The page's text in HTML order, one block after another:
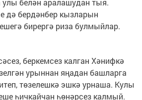
белән аралашудан тыя.
дә бердәнбер кызларын
бирергә риза булмыйлар.
беркемсез калган Хәнифкә
урыннан яңадан башларга
төзелешкә эшкә урнаша. Кулы
һичкайчан һөнәрсез калмый.